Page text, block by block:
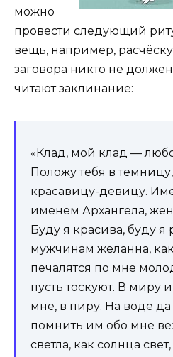
можно
провести следующий
вещь, например,
заговора никто не
читают заклинание:
«Клад, мой клад —
Положу тебя в
красавицу-девицу.
именем Архангела,
Буду я красива, буду я
мужчинам желанна,
печалятся по мне
пусть тоскуют. В миру
мне, в пиру. На воде
помнить им обо мне
светла, как солнца